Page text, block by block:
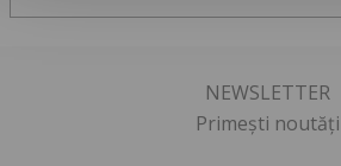
NEWSLETTER
Primești noutăți